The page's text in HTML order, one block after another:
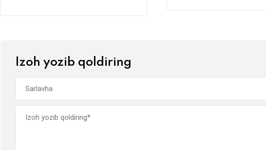
Izoh yozib qoldiring